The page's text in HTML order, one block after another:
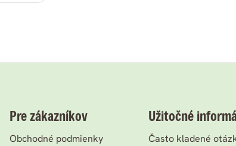
Pre zákazníkov
Obchodné podmienky
Užitočné
Často kladené